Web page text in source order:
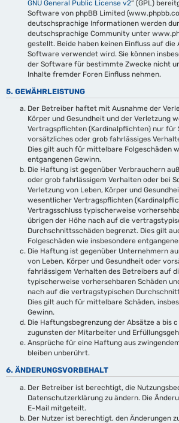
GNU General Public License v2“ (GPL)
Software von phpBB Limited
deutschsprachige Informationen werden
deutschsprachige Community unter
gestellt. Beide haben keinen Einfluss auf die
Software verwendet wird. Sie können
der Software für bestimmte Zwecke nicht
Inhalte fremder Foren Einfluss nehmen.
5. GEWÄHRLEISTUNG
Der Betreiber haftet mit Ausnahme der
Körper und Gesundheit und der Verletzung
Vertragspflichten (Kardinalpflichten) nur für
vorsätzliches oder grob fahrlässiges
Dies gilt auch für mittelbare Folgeschäden
entgangenen Gewinn.
Die Haftung ist gegenüber Verbrauchern
oder grob fahrlässigem Verhalten oder bei
Verletzung von Leben, Körper und
wesentlicher Vertragspflichten
Vertragsschluss typischerweise
übrigen der Höhe nach auf die
Durchschnittsschäden begrenzt. Dies gilt
Folgeschäden wie insbesondere
Die Haftung ist gegenüber Unternehmern
von Leben, Körper und Gesundheit oder
fahrlässigem Verhalten des Betreibers auf
typischerweise vorhersehbaren Schäden
nach auf die vertragstypischen
Dies gilt auch für mittelbare Schäden,
Gewinn.
Die Haftungsbegrenzung der Absätze a bis
zugunsten der Mitarbeiter und
Ansprüche für eine Haftung aus
bleiben unberührt.
6. ÄNDERUNGSVORBEHALT
Der Betreiber ist berechtigt, die
Datenschutzerklärung zu ändern. Die
E-Mail mitgeteilt.
Der Nutzer ist berechtigt, den Änderungen